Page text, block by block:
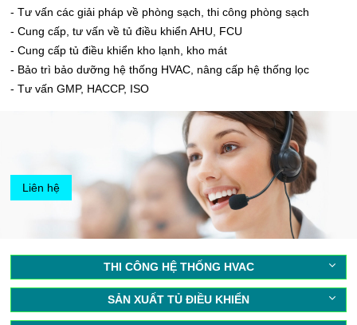
- Tư vấn các giải pháp về phòng sạch, thi công phòng sạch
- Cung cấp, tư vấn về tủ điều khiển AHU, FCU
- Cung cấp tủ điều khiển kho lạnh, kho mát
- Bảo trì bảo dưỡng hệ thống HVAC, nâng cấp hệ thống lọc
- Tư vấn GMP, HACCP, ISO
Liên hệ
THI CÔNG HỆ THỐNG HVAC
SẢN XUẤT TỦ ĐIỀU KHIỂN